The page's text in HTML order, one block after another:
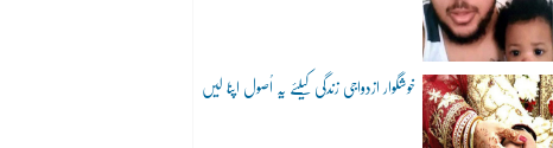
خوشگوار ازدواجی زندگی کیلئے یہ اُصول اپنا لیں